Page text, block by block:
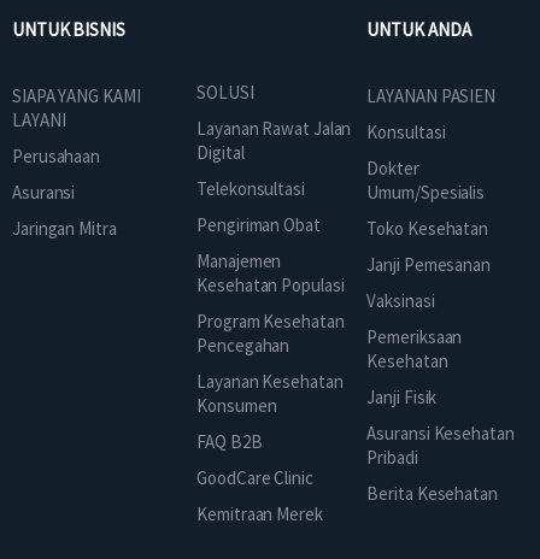
UNTUK BISNIS
SIAPA YANG KAMI
LAYANI
Perusahaan
Asuransi
Jaringan Mitra
SOLUSI
Layanan Rawat Jalan
Digital
Telekonsultasi
Pengiriman Obat
Manajemen
Kesehatan Populasi
Program Kesehatan
Pencegahan
Layanan Kesehatan
Konsumen
FAQ B2B
GoodCare Clinic
Kemitraan Merek
UNTUK ANDA
LAYANAN PASIEN
Konsultasi
Dokter
Umum/Spesialis
Toko Kesehatan
Janji Pemesanan
Vaksinasi
Pemeriksaan
Kesehatan
Janji Fisik
Asuransi Kesehatan
Pribadi
Berita Kesehatan